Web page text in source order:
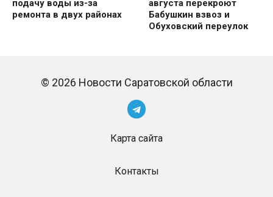
подачу воды из-за
ремонта в двух районах
августа перекроют
Бабушкин взвоз и
Обуховский переулок
© 2026 Новости Саратовской области
Карта сайта
Контакты